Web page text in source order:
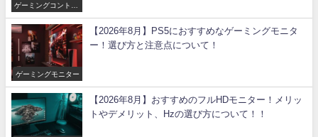
ゲーミングコントロ
ゲーミングモニター
【2026年8月】PS5におすすめなゲーミングモニタ
ー！選び方と注意点について！
【2026年8月】おすすめのフルHDモニター！メリッ
トやデメリット、Hzの選び方について！！